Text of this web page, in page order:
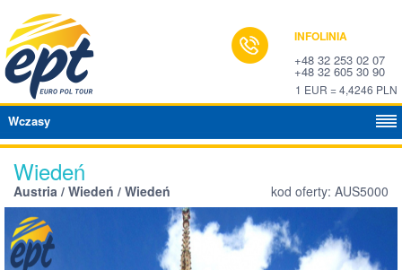
INFOLINIA
+48 32 253 02 07
+48 32 605 30 90
1 EUR = 4,4246 PLN
Wczasy
Wiedeń
Austria / Wiedeń / Wiedeń kod oferty: AUS5000